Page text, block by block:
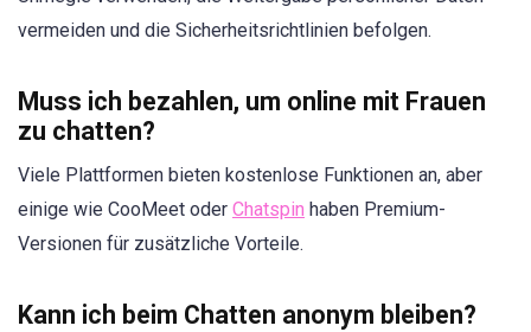
vermeiden und die Sicherheitsrichtlinien befolgen.
Muss ich bezahlen, um online mit Frauen
zu chatten?
Viele Plattformen bieten kostenlose Funktionen an, aber
einige wie CooMeet oder Chatspin haben Premium-
Versionen für zusätzliche Vorteile.
Kann ich beim Chatten anonym bleiben?